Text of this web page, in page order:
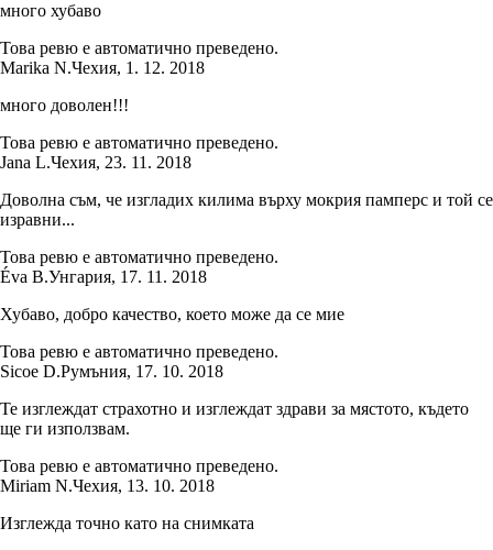
много хубаво
Това ревю е автоматично преведено.
Marika N.Чехия, 1. 12. 2018
много доволен!!!
Това ревю е автоматично преведено.
Jana L.Чехия, 23. 11. 2018
Доволна съм, че изгладих килима върху мокрия памперс и той се
изравни...
Това ревю е автоматично преведено.
Éva B.Унгария, 17. 11. 2018
Хубаво, добро качество, което може да се мие
Това ревю е автоматично преведено.
Sicoe D.Румъния, 17. 10. 2018
Те изглеждат страхотно и изглеждат здрави за мястото, където
ще ги използвам.
Това ревю е автоматично преведено.
Miriam N.Чехия, 13. 10. 2018
Изглежда точно като на снимката